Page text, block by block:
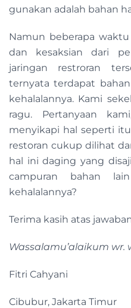
gunakan adalah bahan
Namun beberapa
dan kesaksian dari
jaringan restroran
ternyata terdapat
kehalalannya. Kami
ragu. Pertanyaan
menyikapi hal seperti
restoran cukup dilihat
hal ini daging yang
campuran bahan
kehalalannya?
Terima kasih atas
Wassalamu’alaikum wr.
Fitri Cahyani
Cibubur, Jakarta Timur